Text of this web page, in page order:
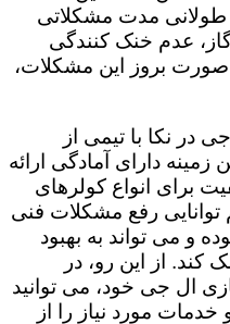
طولانی مدت مشکلاتی
عدم خنک کنندگی
صورت بروز این مشکلات،
در نکا با تیمی از
دارای آمادگی ارائه
برای انواع کولرهای
رفع مشکلات فنی
و می تواند به بهبود
کند. از این رو، در
ال جی خود، می توانید
خدمات مورد نیاز را از